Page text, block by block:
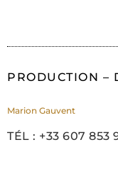
PRODUCTION –
Marion Gauvent
TÉL : +33 607 853